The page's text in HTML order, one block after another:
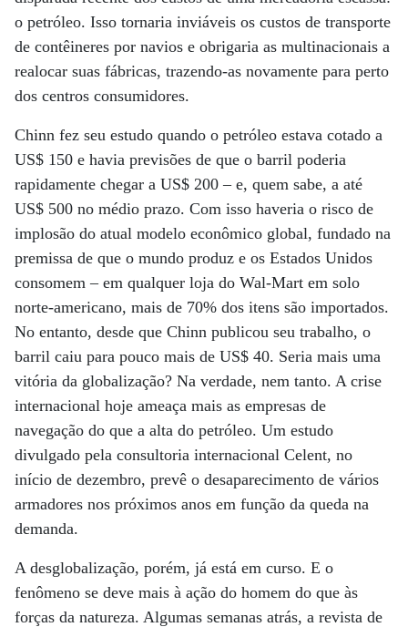
o petróleo. Isso tornaria inviáveis os custos de transporte
de contêineres por navios e obrigaria as multinacionais a
realocar suas fábricas, trazendo-as novamente para perto
dos centros consumidores.
Chinn fez seu estudo quando o petróleo estava cotado a
US$ 150 e havia previsões de que o barril poderia
rapidamente chegar a US$ 200 – e, quem sabe, a até
US$ 500 no médio prazo. Com isso haveria o risco de
implosão do atual modelo econômico global, fundado na
premissa de que o mundo produz e os Estados Unidos
consomem – em qualquer loja do Wal-Mart em solo
norte-americano, mais de 70% dos itens são importados.
No entanto, desde que Chinn publicou seu trabalho, o
barril caiu para pouco mais de US$ 40. Seria mais uma
vitória da globalização? Na verdade, nem tanto. A crise
internacional hoje ameaça mais as empresas de
navegação do que a alta do petróleo. Um estudo
divulgado pela consultoria internacional Celent, no
início de dezembro, prevê o desaparecimento de vários
armadores nos próximos anos em função da queda na
demanda.
A desglobalização, porém, já está em curso. E o
fenômeno se deve mais à ação do homem do que às
forças da natureza. Algumas semanas atrás, a revista de